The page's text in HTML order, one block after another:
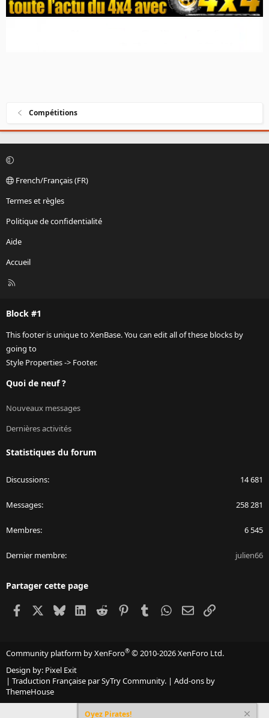
Compétitions
French/Français (FR)
Termes et règles
Politique de confidentialité
Aide
Accueil
R
Block #1
This footer is unique to XenBase. You can edit all of these blocks by
going to
Style Properties -> Footer.
Quoi de neuf ?
Nouveaux messages
Dernières activités
Statistiques du forum
Discussions 14 681
Messages 258 281
Membres 6 545
Dernier membre julien66
Partager cette page
Facebook BlueskyLinkedIn
Reddit PinterestTumblr WhatsApp
EmailLien
Community platform by XenForo® © 2010-2026 XenForo Ltd.
Design by: Pixel Exit
| Traduction Française par SyTry Community. | Add-ons by
ThemeHouse
Oyez Pirates!